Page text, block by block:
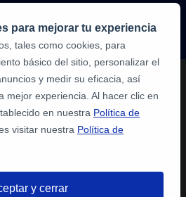
1.339.284
de
alumnos
para mejorar tu experiencia
tales como cookies, para
básico del sitio, personalizar el
y medir su eficacia, así
mejor experiencia. Al hacer clic en
en nuestra Política de
visitar nuestra Política de
y cerrar